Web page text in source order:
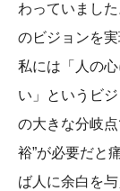
わっていまし
のビジョンを実
私には「人の
い」というビ
の大きな分岐
裕”が必要だと
ば人に余白を